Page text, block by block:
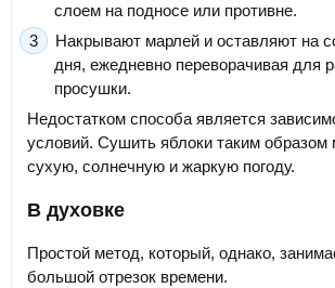
слоем на подносе или противне.
Накрывают марлей и оставляют на
дня, ежедневно переворачивая для
просушки.
Недостатком способа является
условий. Сушить яблоки таким образом
сухую, солнечную и жаркую погоду.
В духовке
Простой метод, который, однако,
большой отрезок времени.